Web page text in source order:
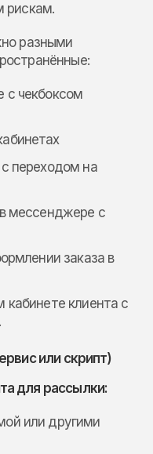
рискам.
разными
с чекбоксом
переходом на
мессенджере с
заказа в
кабинете клиента с
или скрипт)
для рассылки:
или другими